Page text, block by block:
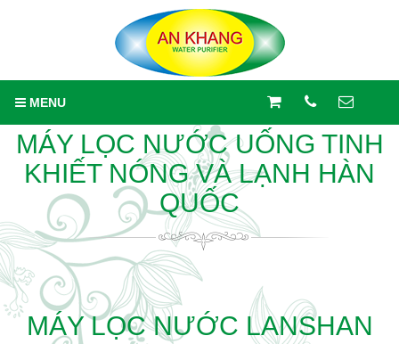
MENU
MÁY LỌC NƯỚC UỐNG TINH
KHIẾT NÓNG VÀ LẠNH HÀN
QUỐC
MÁY LỌC NƯỚC LANSHAN